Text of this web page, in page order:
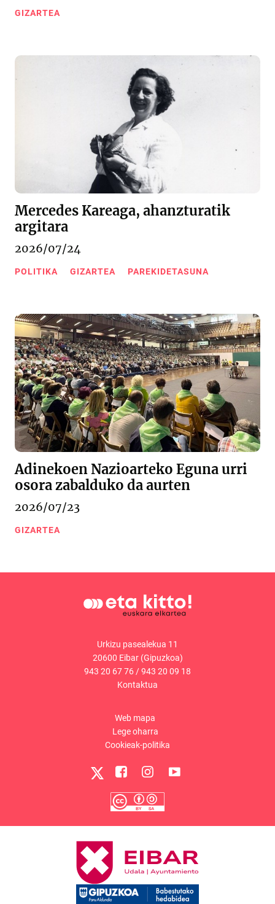
GIZARTEA
Mercedes Kareaga, ahanzturatik
argitara
2026/07/24
POLITIKA GIZARTEA PAREKIDETASUNA
Adinekoen Nazioarteko Eguna urri
osora zabalduko da aurten
2026/07/23
GIZARTEA
Urkizu pasealekua 11
20600 Eibar (Gipuzkoa)
943 20 67 76/943 20 09 18
Kontaktua
Web mapa
Lege oharra
Cookieak-politika